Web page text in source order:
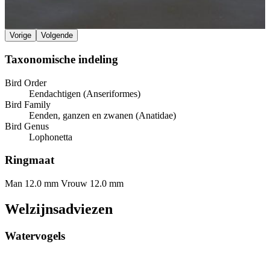
Vorige Volgende
Taxonomische indeling
Bird Order
Eendachtigen (Anseriformes)
Bird Family
Eenden, ganzen en zwanen (Anatidae)
Bird Genus
Lophonetta
Ringmaat
Man 12.0 mm Vrouw 12.0 mm
Welzijnsadviezen
Watervogels